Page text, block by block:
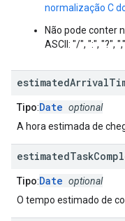
normalização C
Não pode conter
ASCII: "/", ":", "?",
estimatedArrival
Tipo:Date optional
A hora estimada de
estimatedTask
Tipo:Date optional
O tempo estimado de